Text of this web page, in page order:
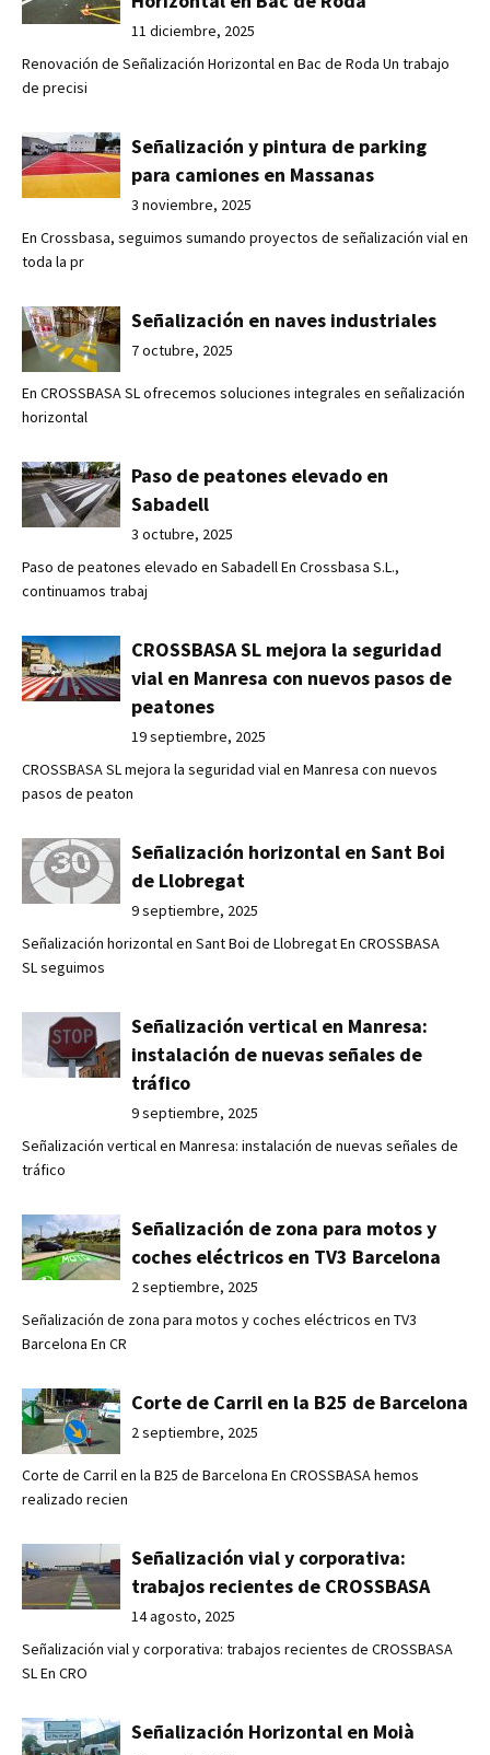
11 diciembre, 2025
Renovación de Señalización Horizontal en Bac de Roda Un trabajo
de precisi
Señalización y pintura de parking
para camiones en Massanas
3 noviembre, 2025
En Crossbasa, seguimos sumando proyectos de señalización vial en
toda la pr
Señalización en naves industriales
7 octubre, 2025
En CROSSBASA SL ofrecemos soluciones integrales en señalización
horizontal
Paso de peatones elevado en
Sabadell
3 octubre, 2025
Paso de peatones elevado en Sabadell En Crossbasa S.L.,
continuamos trabaj
CROSSBASA SL mejora la seguridad
vial en Manresa con nuevos pasos de
peatones
19 septiembre, 2025
CROSSBASA SL mejora la seguridad vial en Manresa con nuevos
pasos de peaton
Señalización horizontal en Sant Boi
de Llobregat
9 septiembre, 2025
Señalización horizontal en Sant Boi de Llobregat En CROSSBASA
SL seguimos
Señalización vertical en Manresa:
instalación de nuevas señales de
tráfico
9 septiembre, 2025
Señalización vertical en Manresa: instalación de nuevas señales de
tráfico
Señalización de zona para motos y
coches eléctricos en TV3 Barcelona
2 septiembre, 2025
Señalización de zona para motos y coches eléctricos en TV3
Barcelona En CR
Corte de Carril en la B25 de Barcelona
2 septiembre, 2025
Corte de Carril en la B25 de Barcelona En CROSSBASA hemos
realizado recien
Señalización vial y corporativa:
trabajos recientes de CROSSBASA
14 agosto, 2025
Señalización vial y corporativa: trabajos recientes de CROSSBASA
SL En CRO
Señalización Horizontal en Moià